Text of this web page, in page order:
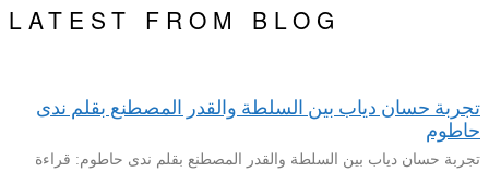
LATEST FROM BLOG
تجربة حسان دياب بين السلطة والقدر المصطنع بقلم ندى
حاطوم
تجربة حسان دياب بين السلطة والقدر المصطنع بقلم ندى حاطوم: قراءة